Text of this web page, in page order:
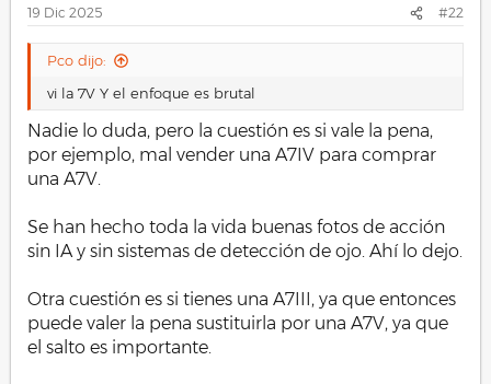
19 Dic 2025 #22
Pco dijo:
vi la 7V Y el enfoque es brutal
Nadie lo duda, pero la cuestión es si vale la pena,
por ejemplo, mal vender una A7IV para comprar
una A7V.
Se han hecho toda la vida buenas fotos de acción
sin IA y sin sistemas de detección de ojo. Ahí lo dejo.
Otra cuestión es si tienes una A7III, ya que entonces
puede valer la pena sustituirla por una A7V, ya que
el salto es importante.